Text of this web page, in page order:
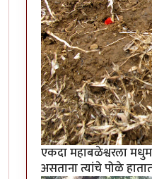
एकदा महाबळेश्वरला
असताना त्यांचे पोळे